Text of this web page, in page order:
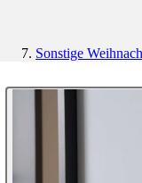
Sonstige